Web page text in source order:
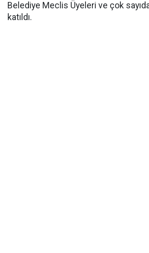
Belediye Meclis Üyeleri ve çok
katıldı.